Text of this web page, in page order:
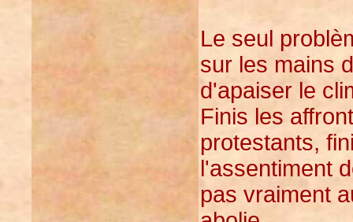
Le seul
sur les mains
d'apaiser le
Finis les
protestants,
l'assentiment
pas vraiment